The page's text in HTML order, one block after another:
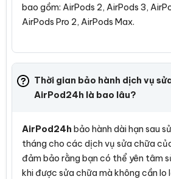
bao gồm: AirPods 2, AirPods 3,
AirPods Pro 2, AirPods Max.
Thời gian bảo hành dịch vụ
AirPod24h là bao lâu?
AirPod24h bảo hành dài hạn sau
tháng cho các dịch vụ sửa chữa
đảm bảo rằng bạn có thể yên tâm
khi được sửa chữa mà không cần lo